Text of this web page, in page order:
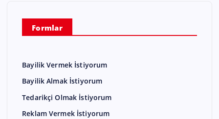
Formlar
Bayilik Vermek İstiyorum
Bayilik Almak İstiyorum
Tedarikçi Olmak İstiyorum
Reklam Vermek İstiyorum